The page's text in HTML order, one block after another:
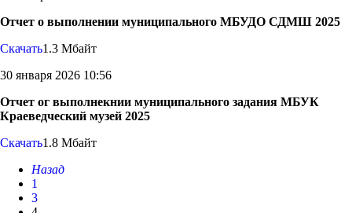
Отчет о выполнении муниципального МБУДО СДМШ 2025
Скачать1.3 Мбайт
30 января 2026 10:56
Отчет ог выполнекнии муниципального задания МБУК
Краеведческий музей 2025
Скачать1.8 Мбайт
Назад
1
3